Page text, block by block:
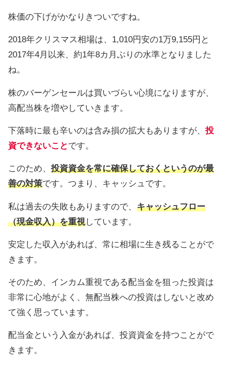
株価の下げがかなりきついですね。
2018年クリスマス相場は、1,010円安の1万9,155円と
2017年4月以来、約1年8カ月ぶりの水準となりました
ね。
株のバーゲンセールは買いづらい心境になりますが、
高配当株を増やしていきます。
下落時に最も辛いのは含み損の拡大もありますが、 投
資できないことです。
このため、 投資資金を常に確保しておくというのが最
善の対策です。つまり、キャッシュです。
私は過去の失敗もありますので、 キャッシュフロー
（現金収入）を重視しています。
安定した収入があれば、常に相場に生き残ることがで
きます。
そのため、インカム重視である配当金を狙った投資は
非常に心地がよく、無配当株への投資はしないと改め
て強く思っています。
配当金という入金があれば、投資資金を持つことがで
きます。